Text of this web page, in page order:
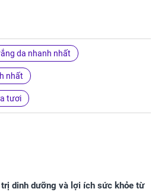
da nhanh nhất
nhất
tươi
trị dinh dưỡng và lợi ích sức khỏe từ